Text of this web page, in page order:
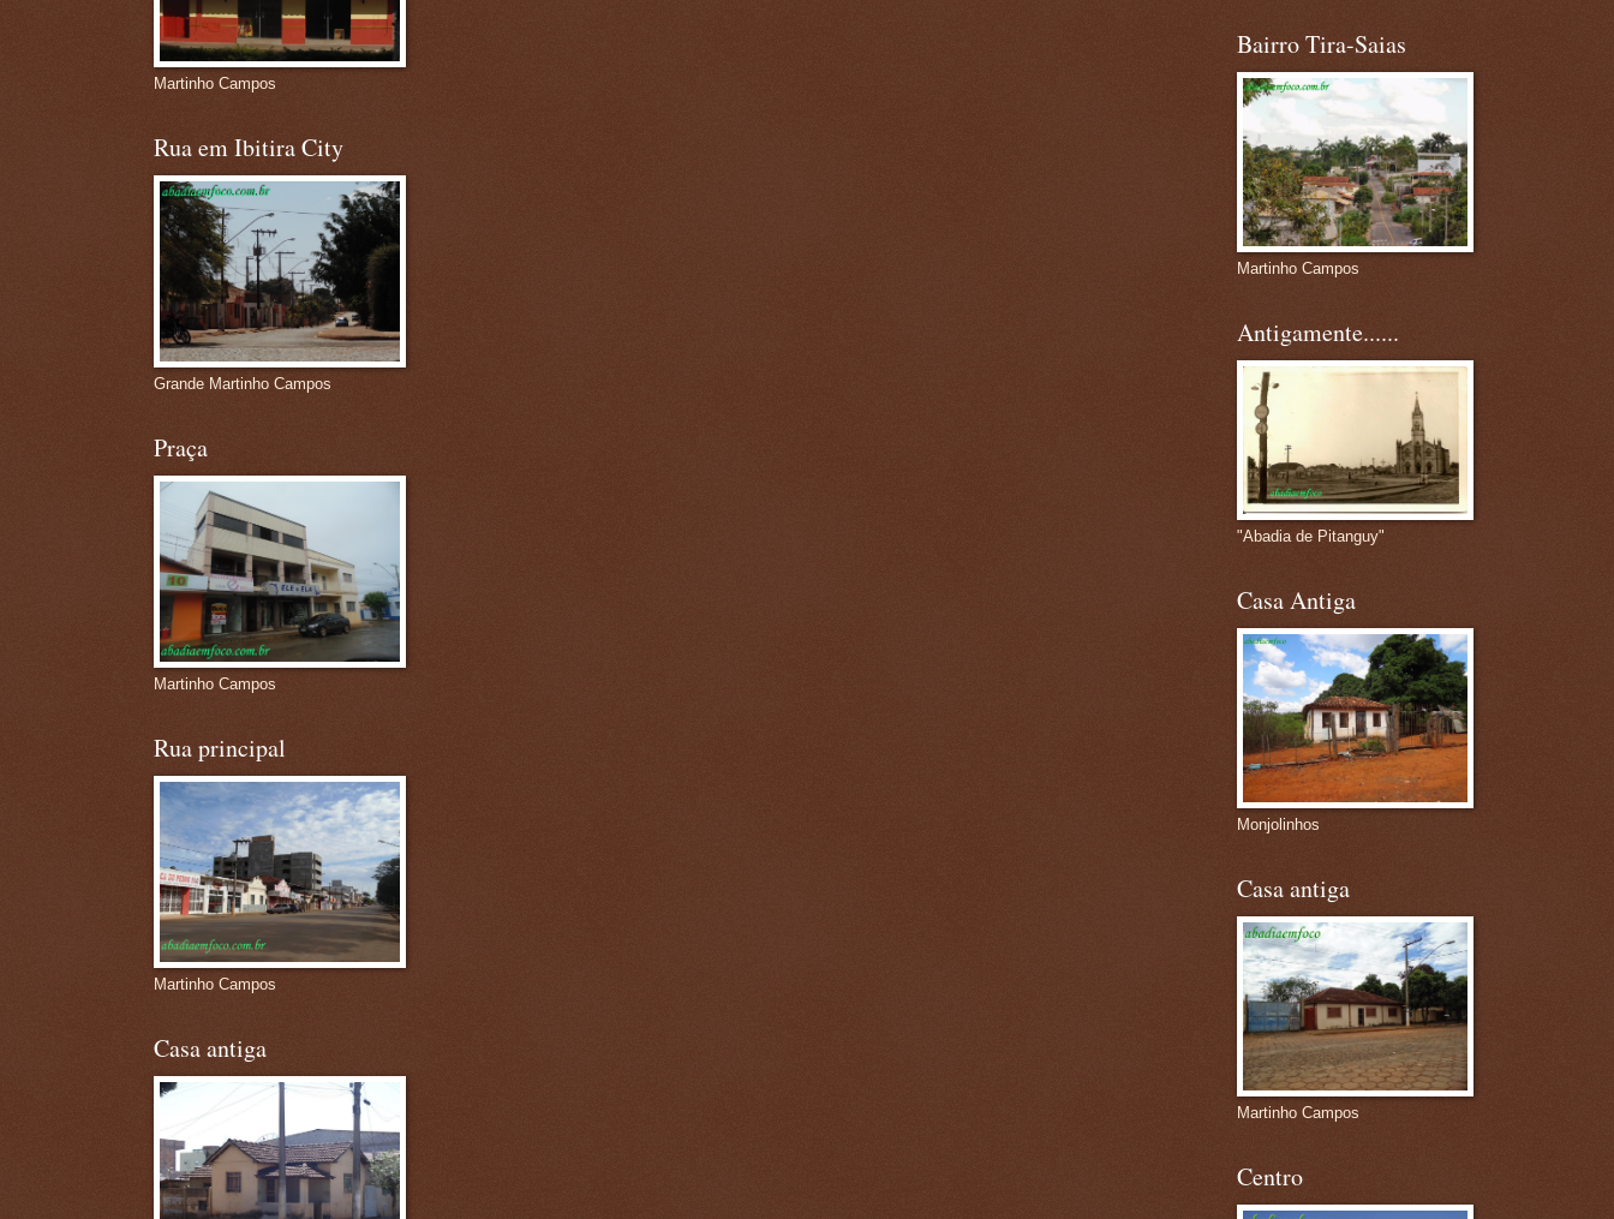
Martinho Campos
Rua em Ibitira City
Grande Martinho Campos
Praça
Martinho Campos
Rua principal
Martinho Campos
Casa antiga
Bairro Tira-Saias
Martinho Campos
Antigamente......
"Abadia de Pitanguy"
Casa Antiga
Monjolinhos
Casa antiga
Martinho Campos
Centro